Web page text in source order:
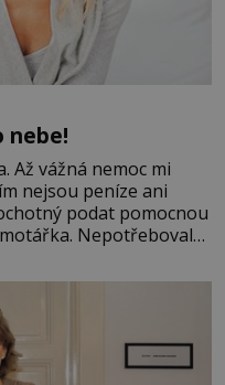
nebe!
Až vážná nemoc mi
nejsou peníze ani
podat pomocnou
Nepotřebovala
po studiích jsem